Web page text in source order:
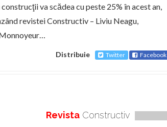
va scădea cu peste 25% în acest an,
revistei Constructiv – Liviu Neagu,
Distribuie Twitter Facebook
Revista Constructiv